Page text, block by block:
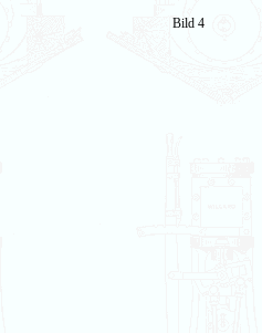
Bild 4